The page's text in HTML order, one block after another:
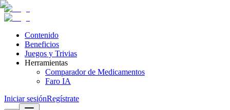
Contenido
Beneficios
Juegos y Trivias
Herramientas
Comparador de Medicamentos
Faro IA
Iniciar sesiónRegístrate